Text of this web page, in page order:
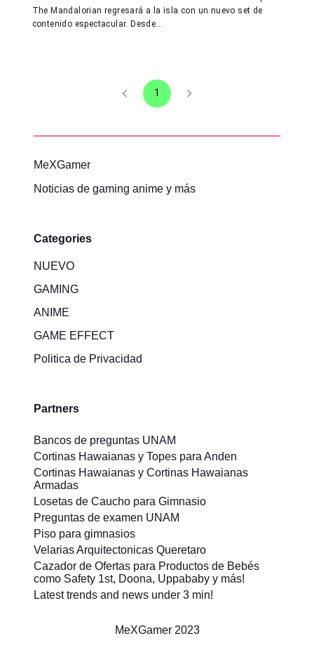
The Mandalorian regresará a la isla con un nuevo set de
contenido espectacular. Desde...
1
MeXGamer
Noticias de gaming anime y más
Categories
NUEVO
GAMING
ANIME
GAME EFFECT
Politica de Privacidad
Partners
Bancos de preguntas UNAM
Cortinas Hawaianas y Topes para Anden
Cortinas Hawaianas y Cortinas Hawaianas
Armadas
Losetas de Caucho para Gimnasio
Preguntas de examen UNAM
Piso para gimnasios
Velarias Arquitectonicas Queretaro
Cazador de Ofertas para Productos de Bebés
como Safety 1st, Doona, Uppababy y más!
Latest trends and news under 3 min!
MeXGamer2023